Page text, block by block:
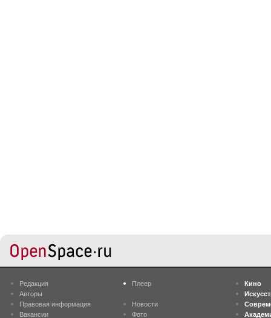
Редакция
Авторы
Правовая информация
Вакансии
Плеер
Новости
Фото
Кино